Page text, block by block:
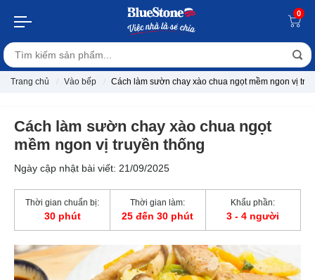
0
Trang chủ Vào bếp Cách làm sườn chay xào chua ngọt mềm ngon vị
Cách làm sườn chay xào chua ngọt
mềm ngon vị truyền thống
Ngày cập nhật bài viết: 21/09/2025
Thời gian chuẩn bị:
30 phút
Thời gian làm:
25 đến 30 phút
Khẩu phần:
3 - 4 người